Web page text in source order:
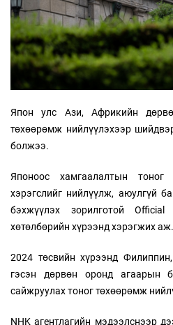
Япон улс Ази, Африкийн
төхөөрөмж нийлүүлэхээр
болжээ.
Японоос хамгаалалтын
хэрэгслийг нийлүүлж, аюулгүй
бэхжүүлэх зорилготой
хөтөлбөрийн хүрээнд хэрэгжих аж.
2024 төсвийн хүрээнд
гэсэн дөрвөн оронд агаарын
сайжруулах тоног төхөөрөмж
NHK агентлагийн мэдээлснээр